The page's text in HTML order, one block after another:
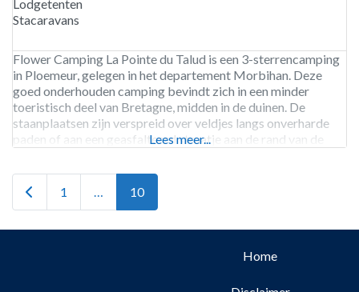
Lodgetenten
Stacaravans
Flower Camping La Pointe du Talud is een 3-sterrencamping
in Ploemeur, gelegen in het departement Morbihan. Deze
goed onderhouden camping bevindt zich in een minder
toeristisch deel van Bretagne, midden in de duinen. De
staanplaatsen zijn verspreid over veldjes langs onverharde
paden of aan een geasfalteerd straatje aan de rand van de
hagen.
Lees meer...
Newer posts
1 … 10
Home